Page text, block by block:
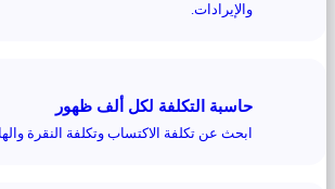
والإيرادات.
حاسبة التكلفة لكل ألف ظهور
ابحث عن تكلفة الاكتساب وتكلفة النقرة